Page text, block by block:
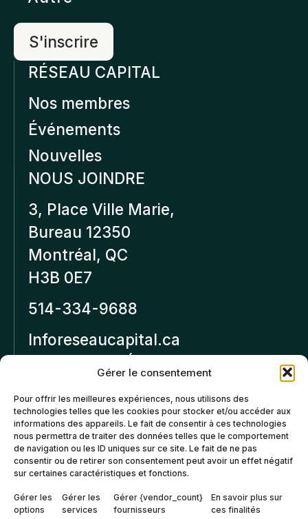
Gérer le consentement
Pour offrir les meilleures expériences, nous utilisons des
technologies telles que les cookies pour stocker et/ou accéder aux
informations des appareils. Le fait de consentir à ces technologies
nous permettra de traiter des données telles que le comportement
de navigation ou les ID uniques sur ce site. Le fait de ne pas
consentir ou de retirer son consentement peut avoir un effet négatif
sur certaines caractéristiques et fonctions.
Gérer les
options
Gérer les
services
Gérer {vendor_count}
fournisseurs
En savoir plus sur
ces finalités
RÉSEAU CAPITAL
Nos membres
Événements
Nouvelles
NOUS JOINDRE
3, Place Ville Marie,
Bureau 12350
Montréal, QC
H3B 0E7
514-334-9688
Inforeseaucapital.ca
Politique de
confidentialité
Politiques d’annulation et
de remboursement
Politique de cookies (CA)